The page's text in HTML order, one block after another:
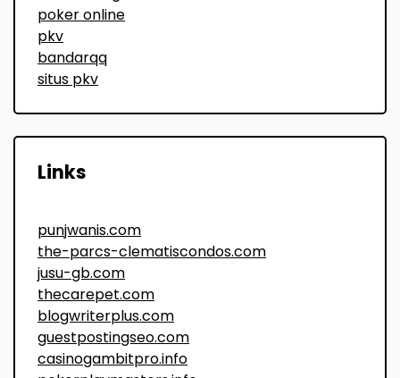
poker online
pkv
bandarqq
situs pkv
Links
punjwanis.com
the-parcs-clematiscondos.com
jusu-gb.com
thecarepet.com
blogwriterplus.com
guestpostingseo.com
casinogambitpro.info